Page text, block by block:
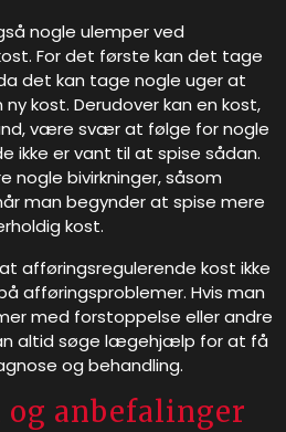
nogle ulemper ved
For det første kan det tage
det kan tage nogle uger at
kost. Derudover kan en kost,
være svær at følge for nogle
ikke er vant til at spise sådan.
nogle bivirkninger, såsom
man begynder at spise mere
kost.
afføringsregulerende kost ikke
afføringsproblemer. Hvis man
med forstoppelse eller andre
altid søge lægehjælp for at få
og behandling.
anbefalinger